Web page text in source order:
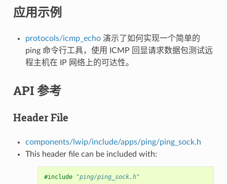
应用示例
protocols/icmp_echo演示了如何实现一个简单的
ping 命令行工具，使用 ICMP 回显请求数据包测试远
程主机在 IP 网络上的可达性。
API 参考
Header File
components/lwip/include/apps/ping/ping_sock.h
This header file can be included with:
#include "ping/ping_sock.h"